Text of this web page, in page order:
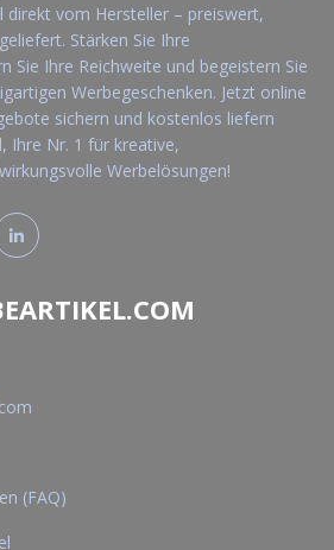
direkt vom Hersteller – preiswert,
Stärken Sie Ihre
Sie Ihre Reichweite und begeistern Sie
Werbegeschenken. Jetzt online
sichern und kostenlos liefern
Ihre Nr. 1 für kreative,
Werbelösungen!
(FAQ)